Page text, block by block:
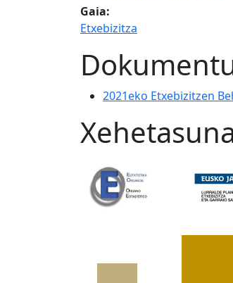
Gaia:
Etxebizitza
2021eko Etxebizitzen